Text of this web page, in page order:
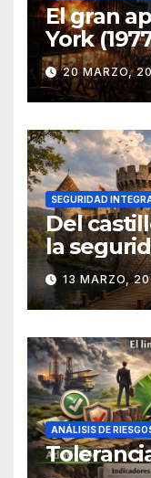
El gran
York
20 MARZO,
SEGURIDAD
Del
la
13 MARZO,
ANÁLISIS DE